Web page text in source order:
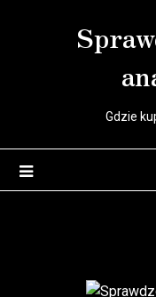
Gdzie